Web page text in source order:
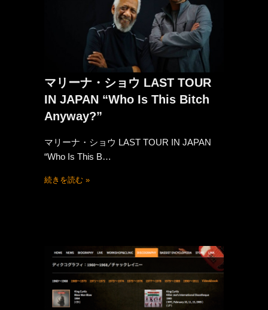
マリーナ・ショウ LAST TOUR
IN JAPAN “Who Is This Bitch
Anyway?”
マリーナ・ショウ LAST TOUR IN JAPAN
“Who Is This B…
続きを読む »